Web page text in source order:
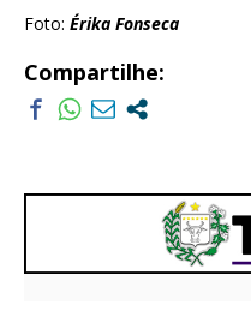
Foto: Érika Fonseca
Compartilhe: